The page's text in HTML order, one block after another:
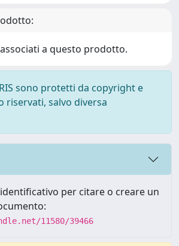
a questo prodotto.
sono protetti da copyright e
salvo diversa
per citare o creare un
11580/39466